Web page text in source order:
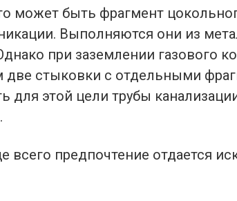
может быть фрагмент
Выполняются они из
при заземлении газового
две стыковки с отдельными
для этой цели трубы
всего предпочтение отдается